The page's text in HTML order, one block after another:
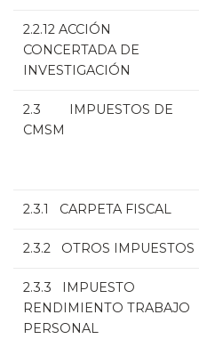
2.2.12 ACCIÓN
CONCERTADA DE
INVESTIGACIÓN
2.3 IMPUESTOS DE
CMSM
2.3.1 CARPETA FISCAL
2.3.2 OTROS IMPUESTOS
2.3.3 IMPUESTO
RENDIMIENTO TRABAJO
PERSONAL